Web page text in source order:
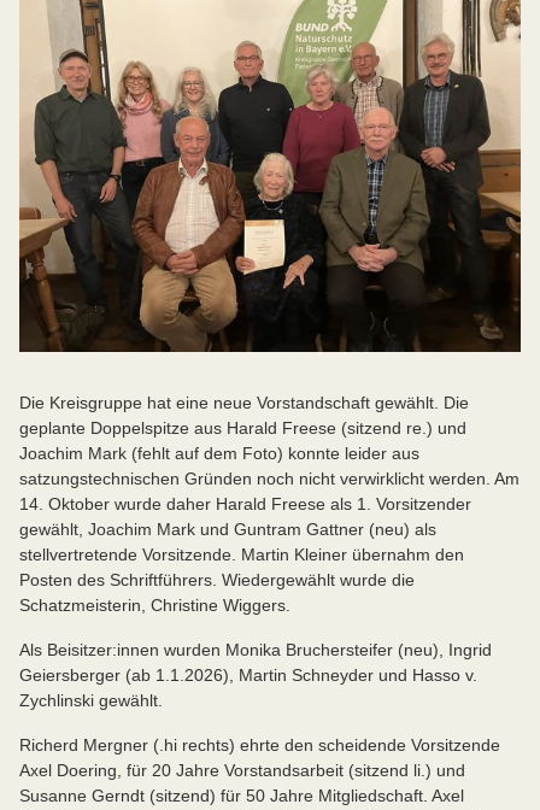
Die Kreisgruppe hat eine neue Vorstandschaft gewählt. Die
geplante Doppelspitze aus Harald Freese (sitzend re.) und
Joachim Mark (fehlt auf dem Foto) konnte leider aus
satzungstechnischen Gründen noch nicht verwirklicht werden. Am
14. Oktober wurde daher Harald Freese als 1. Vorsitzender
gewählt, Joachim Mark und Guntram Gattner (neu) als
stellvertretende Vorsitzende. Martin Kleiner übernahm den
Posten des Schriftführers. Wiedergewählt wurde die
Schatzmeisterin, Christine Wiggers.
Als Beisitzer:innen wurden Monika Bruchersteifer (neu), Ingrid
Geiersberger (ab 1.1.2026), Martin Schneyder und Hasso v.
Zychlinski gewählt.
Richerd Mergner (.hi rechts) ehrte den scheidende Vorsitzende
Axel Doering, für 20 Jahre Vorstandsarbeit (sitzend li.) und
Susanne Gerndt (sitzend) für 50 Jahre Mitgliedschaft. Axel